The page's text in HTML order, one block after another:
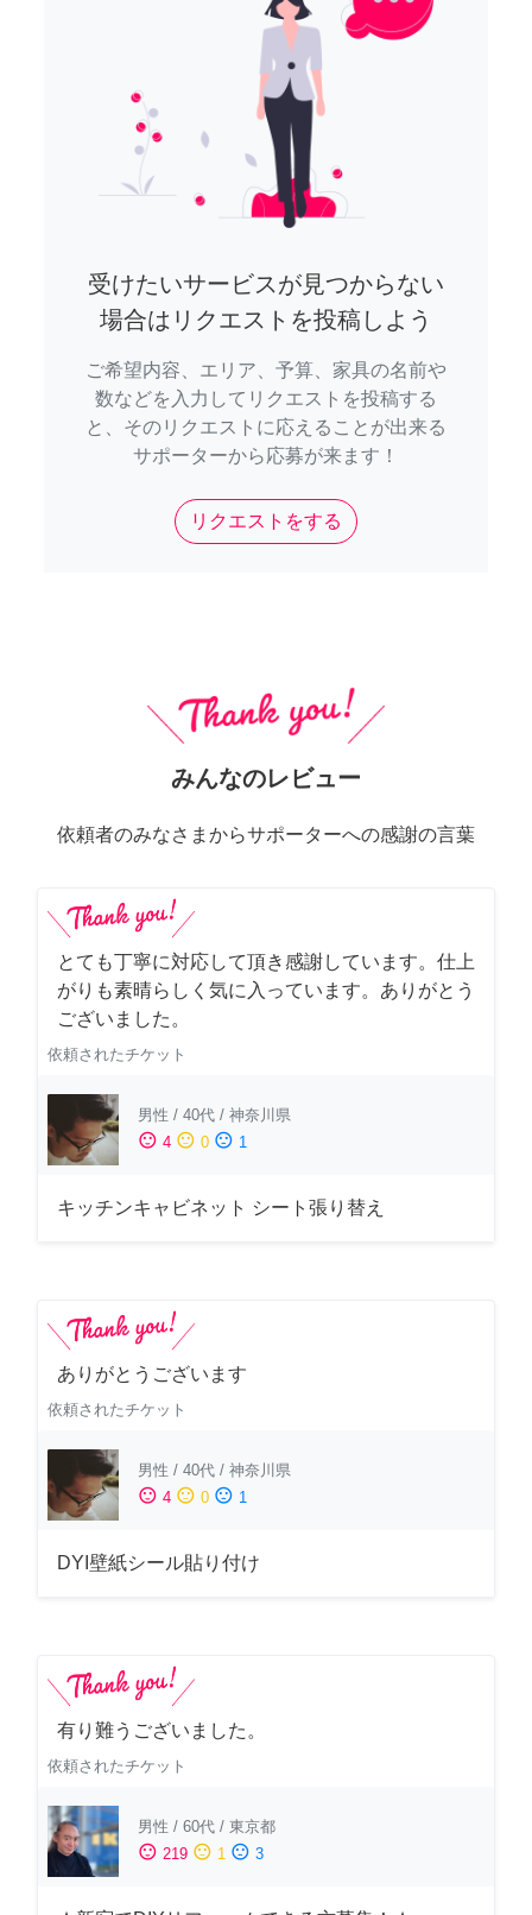
受けたいサービスが見つからない
場合はリクエストを投稿しよう
ご希望内容、エリア、予算、家具の名前や
数などを入力してリクエストを投稿する
と、そのリクエストに応えることが出来る
サポーターから応募が来ます！
リクエストをする
みんなのレビュー
依頼者のみなさまからサポーターへの感謝の言葉
とても丁寧に対応して頂き感謝しています。仕上
がりも素晴らしく気に入っています。ありがとう
ございました。
依頼されたチケット
男性 / 40代 / 神奈川県
sentiment_satisfied 4 sentiment_neutral 0 sentiment_dissatisfied 1
キッチンキャビネット シート張り替え
ありがとうございます
依頼されたチケット
男性 / 40代 / 神奈川県
sentiment_satisfied 4 sentiment_neutral 0 sentiment_dissatisfied 1
DYI壁紙シール貼り付け
有り難うございました。
依頼されたチケット
男性 / 60代 / 東京都
sentiment_satisfied 219 sentiment_neutral 1 sentiment_dissatisfied 3